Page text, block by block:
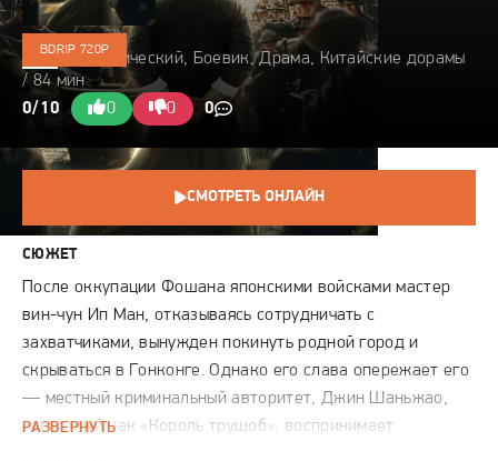
2019 / Исторический, Боевик, Драма, Китайские дорамы
/ 84 мин
0/10
0 0 0
BDRIP 720P
СМОТРЕТЬ ОНЛАЙН
СЮЖЕТ
После оккупации Фошана японскими войсками мастер
вин-чун Ип Ман, отказываясь сотрудничать с
захватчиками, вынужден покинуть родной город и
скрываться в Гонконге. Однако его слава опережает его
— местный криминальный авторитет, Джин Шаньжао,
известный как «Король трущоб», воспринимает
РАЗВЕРНУТЬ